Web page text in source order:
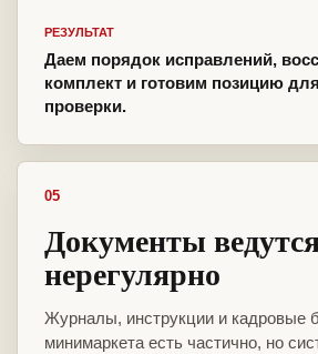
РЕЗУЛЬТАТ
Даем порядок исправлений,
комплект и готовим позицию
проверки.
05
Документы
нерегулярно
Журналы, инструкции и кадровые
минимаркета есть частично, но